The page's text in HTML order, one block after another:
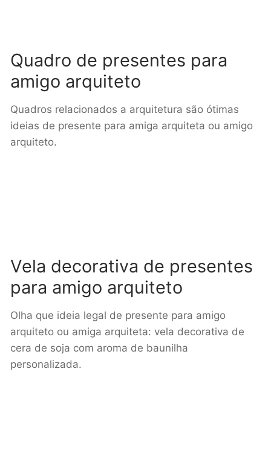
Quadro de presentes para
amigo arquiteto
Quadros relacionados a arquitetura são ótimas
ideias de presente para amiga arquiteta ou amigo
arquiteto.
Vela decorativa de presentes
para amigo arquiteto
Olha que ideia legal de presente para amigo
arquiteto ou amiga arquiteta: vela decorativa de
cera de soja com aroma de baunilha
personalizada.